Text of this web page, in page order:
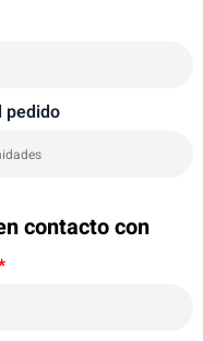
pedido
contacto con